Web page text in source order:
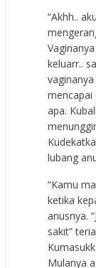
“Akhh..
keluarr..
mencapai
apa.
lubang
“Kamu
ketika
anusnya.
sakit”
Mulanya